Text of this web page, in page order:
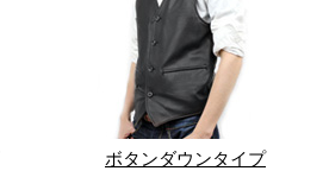
ボタンダウンタイプ